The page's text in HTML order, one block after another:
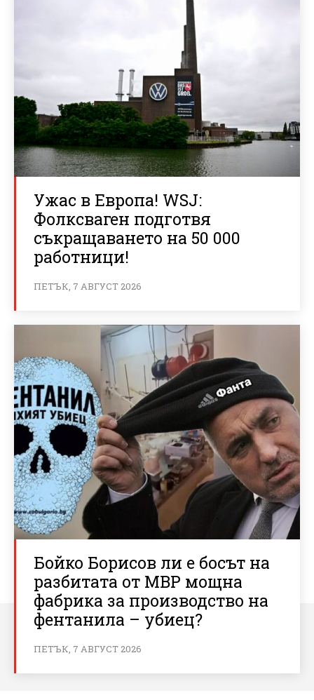
Ужас в Европа! WSJ:
Фолксваген подготвя
съкращаването на 50 000
работници!
ПЕТЪК, 7 АВГУСТ 2026
Бойко Борисов ли е босът на
разбитата от МВР мощна
фабрика за производство на
фентанила – убиец?
ПЕТЪК, 7 АВГУСТ 2026